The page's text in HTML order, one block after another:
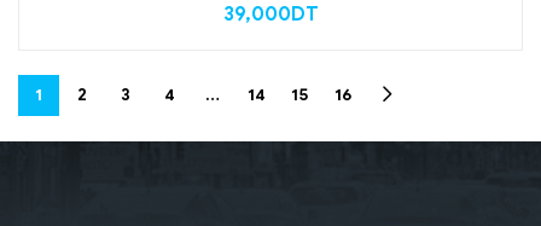
39,000DT
1 2 3 4 … 14 15 16